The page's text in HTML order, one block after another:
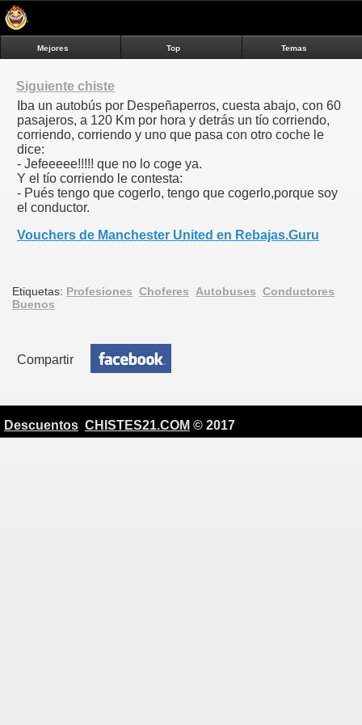
Mejores Top Temas
Siguiente chiste
Iba un autobús por Despeñaperros, cuesta abajo, con 60
pasajeros, a 120 Km por hora y detrás un tío corriendo,
corriendo, corriendo y uno que pasa con otro coche le
dice:
- Jefeeeee!!!!! que no lo coge ya.
Y el tío corriendo le contesta:
- Pués tengo que cogerlo, tengo que cogerlo,porque soy
el conductor.
Vouchers de Manchester United en Rebajas.Guru
Etiquetas: Profesiones Choferes Autobuses Conductores
Buenos
Compartir
Descuentos CHISTES21.COM © 2017